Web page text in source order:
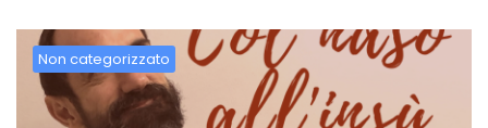
Non categorizzato